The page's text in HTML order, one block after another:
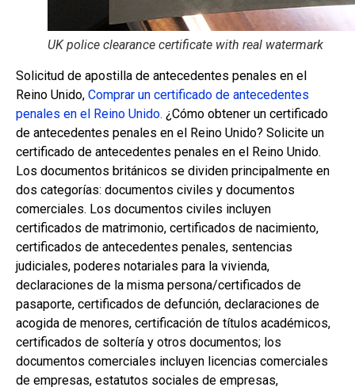
UK police clearance certificate with real watermark
Solicitud de apostilla de antecedentes penales en el
Reino Unido, Comprar un certificado de antecedentes
penales en el Reino Unido. ¿Cómo obtener un certificado
de antecedentes penales en el Reino Unido? Solicite un
certificado de antecedentes penales en el Reino Unido.
Los documentos británicos se dividen principalmente en
dos categorías: documentos civiles y documentos
comerciales. Los documentos civiles incluyen
certificados de matrimonio, certificados de nacimiento,
certificados de antecedentes penales, sentencias
judiciales, poderes notariales para la vivienda,
declaraciones de la misma persona/certificados de
pasaporte, certificados de defunción, declaraciones de
acogida de menores, certificación de títulos académicos,
certificados de soltería y otros documentos; los
documentos comerciales incluyen licencias comerciales
de empresas, estatutos sociales de empresas,